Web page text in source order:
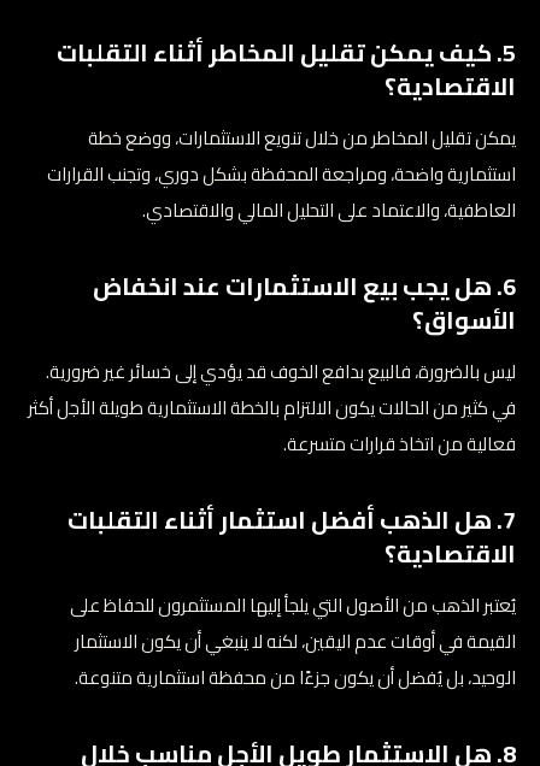
5. كيف يمكن تقليل المخاطر أثناء التقلبات
الاقتصادية؟
يمكن تقليل المخاطر من خلال تنويع الاستثمارات، ووضع خطة
استثمارية واضحة، ومراجعة المحفظة بشكل دوري، وتجنب القرارات
العاطفية، والاعتماد على التحليل المالي والاقتصادي.
6. هل يجب بيع الاستثمارات عند انخفاض
الأسواق؟
ليس بالضرورة، فالبيع بدافع الخوف قد يؤدي إلى خسائر غير ضرورية.
في كثير من الحالات يكون الالتزام بالخطة الاستثمارية طويلة الأجل أكثر
فعالية من اتخاذ قرارات متسرعة.
7. هل الذهب أفضل استثمار أثناء التقلبات
الاقتصادية؟
يُعتبر الذهب من الأصول التي يلجأ إليها المستثمرون للحفاظ على
القيمة في أوقات عدم اليقين، لكنه لا ينبغي أن يكون الاستثمار
الوحيد، بل يُفضل أن يكون جزءًا من محفظة استثمارية متنوعة.
8. هل الاستثمار طويل الأجل مناسب خلال